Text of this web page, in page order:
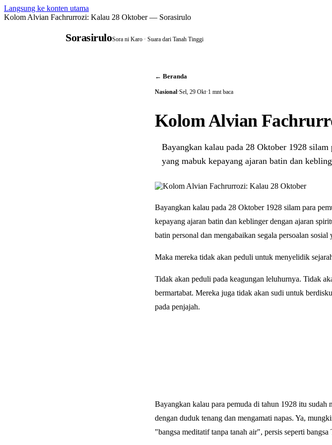
Langsung ke konten utama
Kolom Alvian Fachrurrozi: Kalau 28 Oktober — Sorasirulo
SorasiruloSora ni Karo · Suara dari Tanah Tinggi
← Beranda
Nasional·Sel, 29 Okt·1 mnt baca
Kolom Alvian
Bayangkan kalau pada 28 Oktober 1928
yang mabuk kepayang ajaran batin dan
Bayangkan kalau pada 28 Oktober 1928 silam para
kepayang ajaran batin dan keblinger dengan ajaran
batin personal dan mengabaikan segala persoalan
Maka mereka tidak akan peduli untuk menyelidik
Tidak akan peduli pada keagungan leluhurnya. Tidak
bermartabat. Mereka juga tidak akan sudi untuk
pada penjajah.
Bayangkan kalau para pemuda di tahun 1928 itu sudah
dengan duduk tenang dan mengamati napas. Ya,
"bangsa meditatif tanpa tanah air", persis seperti